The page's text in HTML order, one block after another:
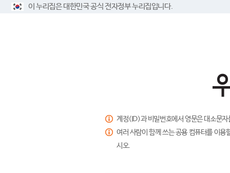
이 누리집은 대한민국 공식 전자정부 누리집입니다.
계정(ID)과 비밀번호에서 영문은 대소문
여러 사람이 함께 쓰는 공용 컴퓨터를 이
시오.